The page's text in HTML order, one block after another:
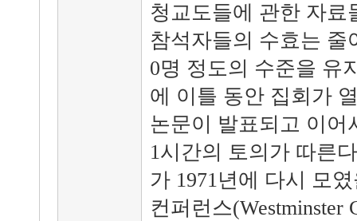
청교도들에 관한 자료
참석자들의 수효는 줄
0명 정도의 수준을 유
에 이틀 동안 집회가
논문이 발표되고 이어
1시간의 토의가 따른
가 1971년에 다시 모
컨퍼런스(Westminster